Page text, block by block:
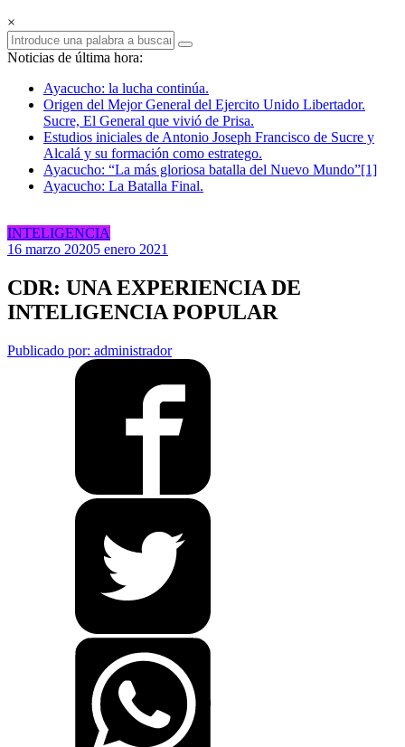
×
Noticias de última hora:
Ayacucho: la lucha continúa.
Origen del Mejor General del Ejercito Unido Libertador.
Sucre, El General que vivió de Prisa.
Estudios iniciales de Antonio Joseph Francisco de Sucre y
Alcalá y su formación como estratego.
Ayacucho: “La más gloriosa batalla del Nuevo Mundo”[1]
Ayacucho: La Batalla Final.
INTELIGENCIA
16 marzo 20205 enero 2021
CDR: UNA EXPERIENCIA DE
INTELIGENCIA POPULAR
Publicado por: administrador